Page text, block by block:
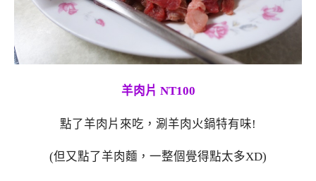
羊肉片 NT100
點了羊肉片來吃，涮羊肉火鍋特有味!
(但又點了羊肉麵，一整個覺得點太多XD)